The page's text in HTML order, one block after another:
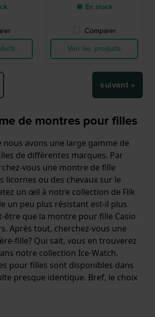
● En stock
Comparer
Voir les produits
suivant »
de montres pour filles
nous avons une large gamme de
de différentes marques. Par
vous une montre de fille
licornes ou des chevaux sur le
un œil à notre collection de Flik
un peu plus résistant est-il plus
être que la montre pour fille Casio
Après tout, cherchez-vous une
fille? Qui sait, vous en trouverez
notre collection Ice-Watch.
pour filles sont disponibles dans
presque identique. Bref, le choix